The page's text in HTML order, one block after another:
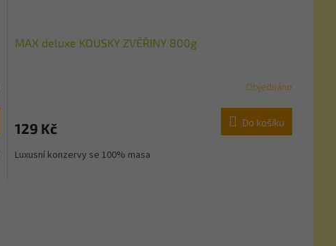
MAX deluxe KOUSKY ZVĚŘINY 800g
Objednáno
129 Kč Do košíku
Luxusní konzervy se 100% masa